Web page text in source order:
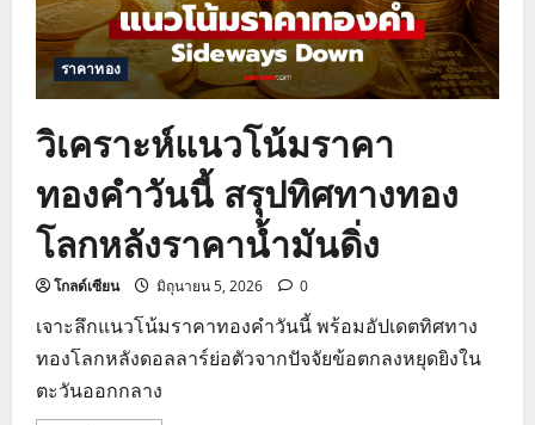
สัญญาณ
ขึ้น
ดอกเบี้ย
ราคาทอง
วิเคราะห์แนวโน้มราคา
ทองคำวันนี้ สรุปทิศทางทอง
โลกหลังราคาน้ำมันดิ่ง
โกลด์เซียน มิถุนายน 5, 2026 0
เจาะลึกแนวโน้มราคาทองคำวันนี้ พร้อมอัปเดตทิศทาง
ทองโลกหลังดอลลาร์ย่อตัวจากปัจจัยข้อตกลงหยุดยิงใน
ตะวันออกกลาง